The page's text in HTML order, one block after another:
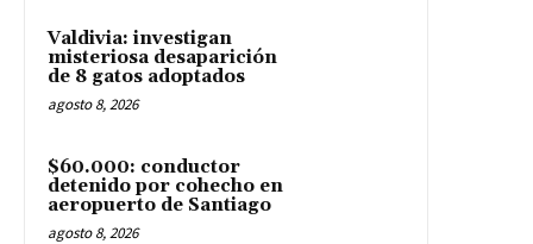
Valdivia: investigan
misteriosa desaparición
de 8 gatos adoptados
agosto 8, 2026
$60.000: conductor
detenido por cohecho en
aeropuerto de Santiago
agosto 8, 2026